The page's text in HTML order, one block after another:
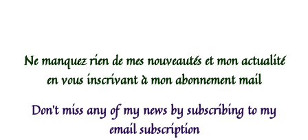
Ne manquez rien de mes nouveautés et mon actualité
en vous inscrivant à mon abonnement mail
Don't miss any of my news by subscribing to my
email subscription